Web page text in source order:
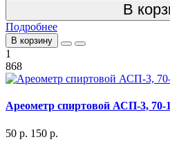
В
Подробнее
В корзину
1
868
Ареометр спиртовой АСП-3, 70-
50 р. 150 р.